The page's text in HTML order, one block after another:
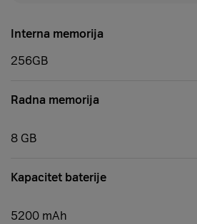
Interna memorija
256GB
Radna memorija
8 GB
Kapacitet baterije
5200 mAh